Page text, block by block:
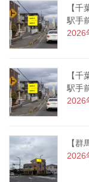
【
駅手
2026
【
駅手
2026
【
2026